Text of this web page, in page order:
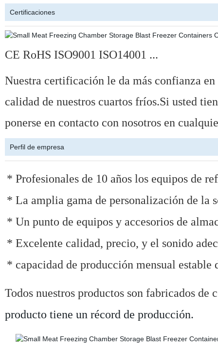
Certificaciones
CE RoHS ISO9001 ISO14001 ...
Nuestra certificación le da más confianza
calidad de nuestros cuartos fríos.Si usted
ponerse en contacto con nosotros en
Perfil de empresa
* Profesionales de 10 años los equipos de
* La amplia gama de personalización de la
* Un punto de equipos y accesorios de
* Excelente calidad, precio, y el sonido
* capacidad de producción mensual estable
Todos nuestros productos son fabricados
producto tiene un récord de producción.